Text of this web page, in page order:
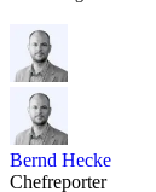
Bernd Hecke
Chefreporter